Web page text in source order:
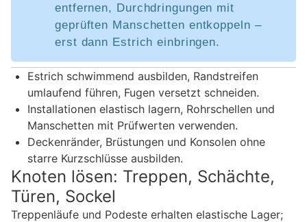
entfernen, Durchdringungen mit
geprüften Manschetten entkoppeln –
erst dann Estrich einbringen.
Estrich schwimmend ausbilden, Randstreifen
umlaufend führen, Fugen versetzt schneiden.
Installationen elastisch lagern, Rohrschellen und
Manschetten mit Prüfwerten verwenden.
Deckenränder, Brüstungen und Konsolen ohne
starre Kurzschlüsse ausbilden.
Knoten lösen: Treppen, Schächte,
Türen, Sockel
Treppenläufe und Podeste erhalten elastische Lager;